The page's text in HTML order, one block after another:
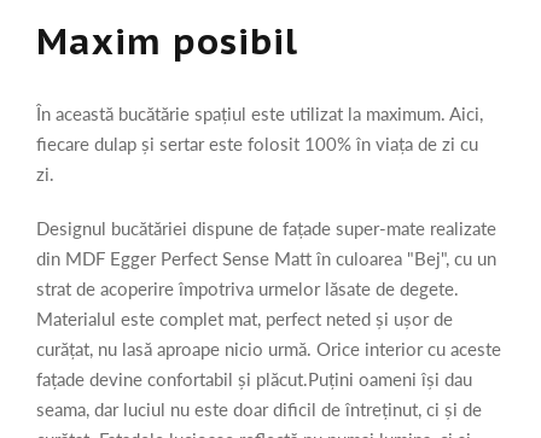
Maxim posibil
În această bucătărie spațiul este utilizat la maximum. Aici,
fiecare dulap și sertar este folosit 100% în viața de zi cu
zi.
Designul bucătăriei dispune de fațade super-mate realizate
din MDF Egger Perfect Sense Matt în culoarea "Bej", cu un
strat de acoperire împotriva urmelor lăsate de degete.
Materialul este complet mat, perfect neted și ușor de
curățat, nu lasă aproape nicio urmă. Orice interior cu aceste
fațade devine confortabil și plăcut.Puțini oameni își dau
seama, dar luciul nu este doar dificil de întreținut, ci și de